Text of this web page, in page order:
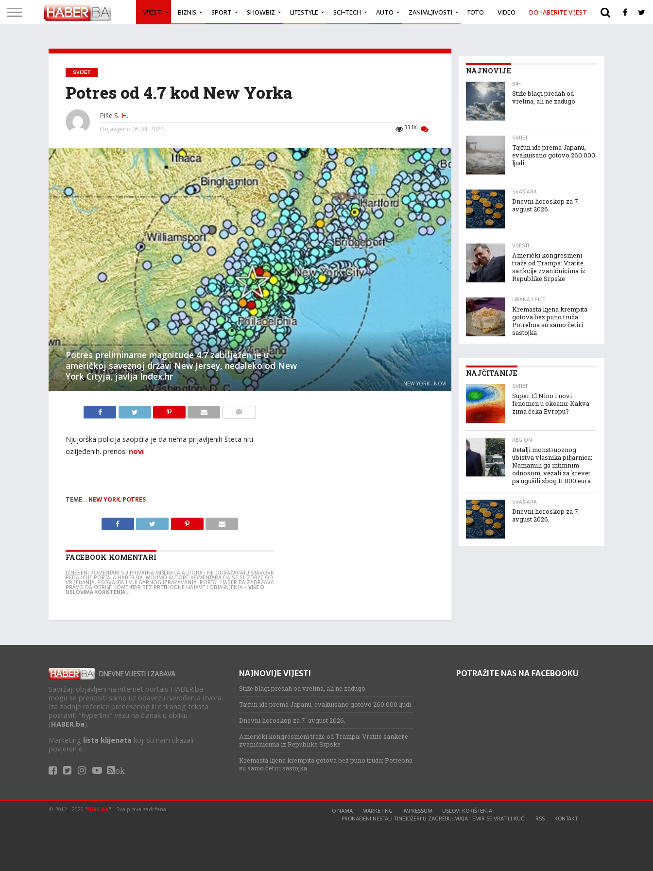
VIJESTI BIZNIS SPORT SHOWBIZ LIFESTYLE SCI-TECH AUTO ZANIMLJIVOSTI FOTO VIDEO DOHABERITE VIJEST ARHIVA
SVIJET
Potres od 4.7 kod New Yorka
Piše S. H.
33.1K
Objavljeno 05.04. 2024.
Potres preliminarne magnitude 4.7 zabilježen je u
američkoj saveznoj državi New Jersey, nedaleko od New
York Cityja, javlja Index.hr
NEW YORK - NOVI
Njujorška policija saopćila je da nema prijavljenih šteta niti
ozlijeđenih. prenosi novi
TEME: , NEW YORK, POTRES
FACEBOOK KOMENTARI
IZNESENI KOMENTARI SU PRIVATNA MIŠLJENJA AUTORA I NE ODRAŽAVAJU STAVOVE
REDAKCIJE PORTALA HABER.BA. MOLIMO AUTORE KOMENTARA DA SE SUZDRŽE OD
VRIJEĐANJA, PSOVANJA I VULGARNOG IZRAŽAVANJA. PORTAL HABER.BA ZADRŽAVA
PRAVO DA OBRIŠE KOMENTAR BEZ PRETHODNE NAJAVE I OBJAŠNJENJA -VIŠE O
USLOVIMA KORIŠTENJA...
NAJNOVIJE
BIH
Stiže blagi predah od
vrelina, ali ne zadugo
SVIJET
Tajfun ide prema Japanu,
evakuisano gotovo 260.000
ljudi
SVAŠTARA
Dnevni horoskop za 7.
avgust 2026.
VIJESTI
Američki kongresmeni
traže od Trampa: Vratite
sankcije zvaničnicima iz
Republike Srpske
HRANA I PIĆE
Kremasta lijena krempita
gotova bez puno truda:
Potrebna su samo četiri
sastojka
NAJČITANIJE
SVIJET
Super El Nino i novi
fenomen u okeanu: Kakva
zima čeka Evropu?
REGION
Detalji monstruoznog
ubistva vlasnika piljarnica:
Namamili ga intimnim
odnosom, vezali za krevet
pa ugušili zbog 11.000 eura
SVAŠTARA
Dnevni horoskop za 7.
avgust 2026.
Sadržaji objavljeni na internet portalu HABER.ba
mogu se prenositi samo uz obavezu navođenja izvora.
Iza zadnje rečenice prenesenog ili citiranog teksta
postaviti "hyperlink" vezu na članak u obliku
(HABER.ba).
Marketing lista klijenata koji su nam ukazali
povjerenje.
ok
NAJNOVIJE VIJESTI
Stiže blagi predah od vrelina, ali ne zadugo
Tajfun ide prema Japanu, evakuisano gotovo 260.000 ljudi
Dnevni horoskop za 7. avgust 2026.
Američki kongresmeni traže od Trampa: Vratite sankcije
zvaničnicima iz Republike Srpske
Kremasta lijena krempita gotova bez puno truda: Potrebna
su samo četiri sastojka
POTRAŽITE NAS NA FACEBOOKU
O NAMA MARKETING IMPRESSUM
USLOVI KORIŠTENJA
PRONAĐENI NESTALI TINEJDŽERI U ZAGREBU: MAJA I EMIR SE VRATILI KUĆI
RSS KONTAKT
© 2012 - 2020 "NMS.ba" - Sva prava zadržana.